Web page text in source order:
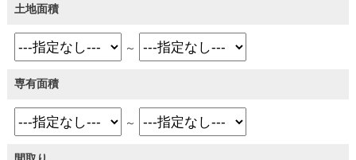
土地面積
～
専有面積
～